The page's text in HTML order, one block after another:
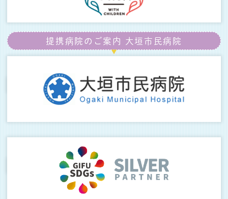
提携病院のご案内 大垣市民病院